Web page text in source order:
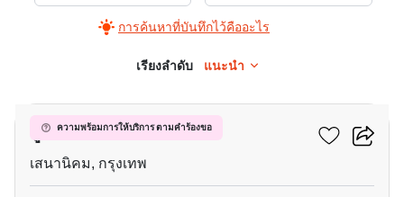
การค้นหาที่บันทึกไว้คืออะไร
เรียงลำดับ แนะนำ
ความพร้อมการให้บริการ ตามคำร้องขอ
ยู คอนโด 2
เสนานิคม, กรุงเทพ